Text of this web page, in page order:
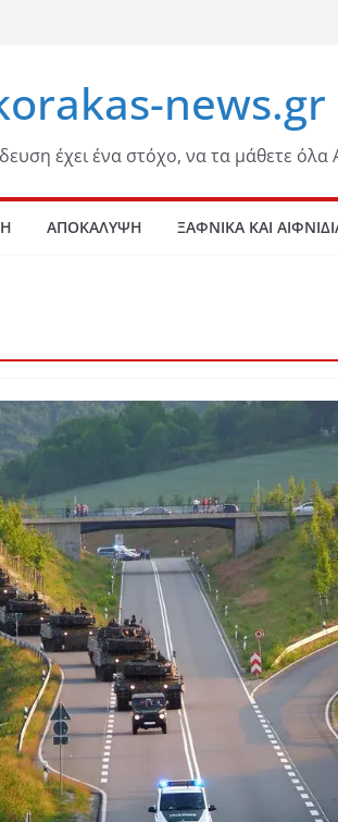
news.gr
έχει ένα στόχο, να τα μάθετε
ΑΠΟΚΑΛΥΨΗ ΞΑΦΝΙΚΑ ΚΑΙ